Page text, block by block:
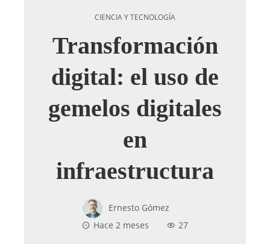
CIENCIA Y TECNOLOGÍA
Transformación
digital: el uso de
gemelos digitales
en
infraestructura
Ernesto Gómez
Hace 2 meses
27